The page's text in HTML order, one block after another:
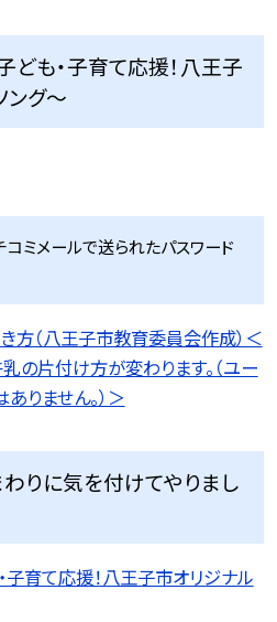
ども・子育て応援！八王子
ング〜
コミメールで送られたパスワード
方（八王子市教育委員会作成）＜
の片付け方が変わります。（ユー
りません。）＞
りに気を付けてやりまし
子育て応援！八王子市オリジナル